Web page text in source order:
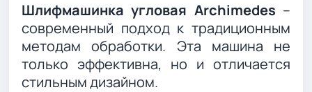
Шлифмашинка угловая Archimedes –
современный подход к традиционным
методам обработки. Эта машина не
только эффективна, но и отличается
стильным дизайном.